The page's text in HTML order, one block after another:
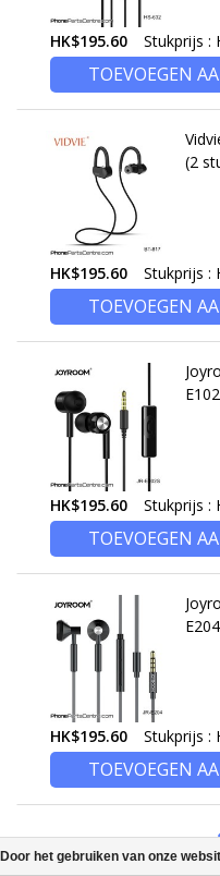
HK$195.60 Stukprijs :
TOEVOEGEN
(2
HK$195.60 Stukprijs :
TOEVOEGEN
HK$195.60 Stukprijs :
TOEVOEGEN
HK$195.60 Stukprijs :
TOEVOEGEN
Door het gebruiken van onze